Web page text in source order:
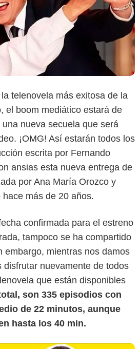
la telenovela más exitosa de la
el boom mediático estará de
nueva secuela que será
¡OMG! Así estarán todos los
escrita por Fernando
ansias esta nueva entrega de
por Ana María Orozco y
hace más de 20 años.
confirmada para el estreno
tampoco se ha compartido
embargo, mientras nos damos
disfrutar nuevamente de todos
que están disponibles
son 335 episodios con
de 22 minutos, aunque
hasta los 40 min.
SensaCine